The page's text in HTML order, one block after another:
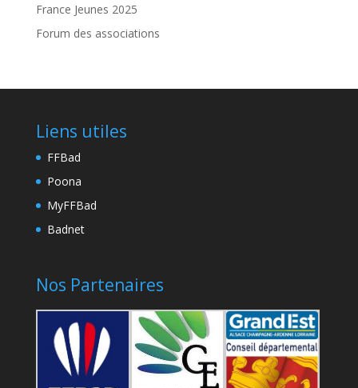
France Jeunes 2025
Forum des associations
Liens utiles
FFBad
Poona
MyFFBad
Badnet
Nos Partenaires